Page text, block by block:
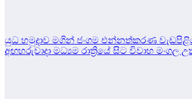
Post
navigation
යුධ හමුදාව මගින් ජංගම එන්නත්කරණ
අඟහරුවාදා මධ්‍යම රාත්‍රියේ සිට විවාහ මංගල